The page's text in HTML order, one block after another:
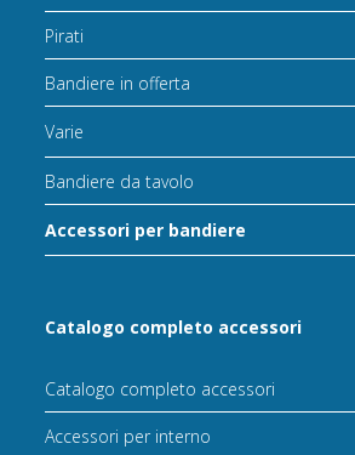
Pirati
Bandiere in offerta
Varie
Bandiere da tavolo
Accessori per bandiere
Catalogo completo accessori
Catalogo completo accessori
Accessori per interno